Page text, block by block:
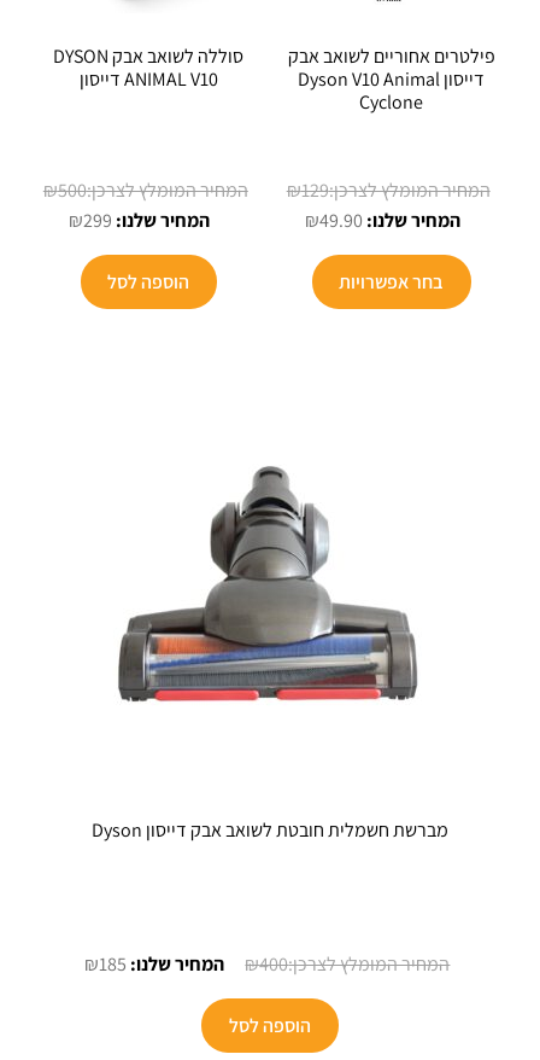
פילטרים אחוריים לשואב אבק
דייסון Dyson V10 Animal
Cyclone
₪129 המחיר
₪49.90
בחר אפשרויות
סוללה לשואב אבק DYSON
ANIMAL V10 דייסון
₪500
₪299 המחיר
הוספה לסל
מברשת חשמלית חובטת לשואב אבק דייסון Dyson
₪400
המחיר
המקורי
היה:
₪400.
₪185
הוספה לסל